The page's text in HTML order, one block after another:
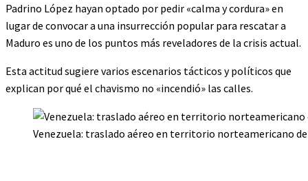
Padrino López hayan optado por pedir «calma y cordura» en
lugar de convocar a una insurrección popular para rescatar a
Maduro es uno de los puntos más reveladores de la crisis actual.
Esta actitud sugiere varios escenarios tácticos y políticos que
explican por qué el chavismo no «incendió» las calles.
Venezuela: traslado aéreo en territorio norteamericano de